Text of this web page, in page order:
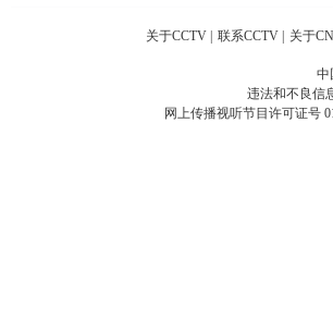
关于CCTV 联系CCTV 关于
中
违法和不良信
网上传播视听节目许可证号